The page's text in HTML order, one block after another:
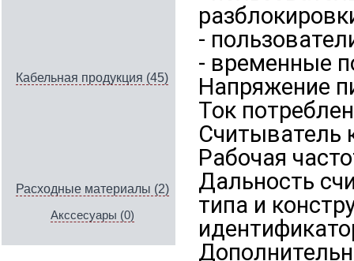
Кабельная продукция (45)
Расходные материалы (2)
Акссесуары (0)
-
- временные
Напряжение
Ток
Считыватель
Рабочая
Дальность
типа и